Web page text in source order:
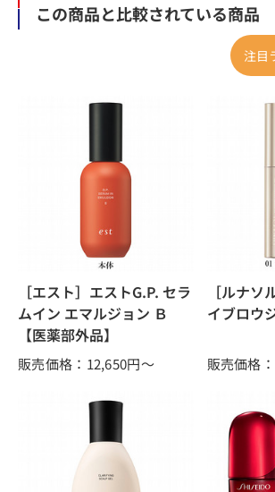
この商品と比較されている商品
注目
［エスト］エストG.P. セラ
ムイン エマルジョン Ｂ
【医薬部外品】
販売価格：12,650円～
［ルナソ
イブロウ
販売価格